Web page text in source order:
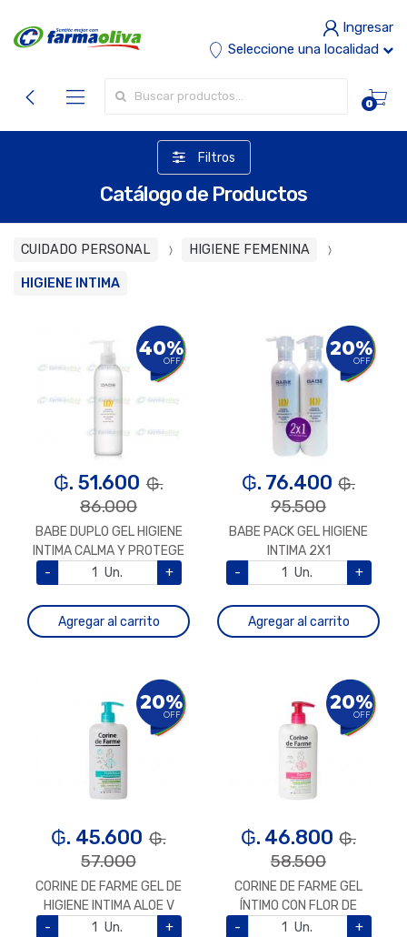
Ingresar
Seleccione una localidad
0
Filtros
Catálogo de Productos
CUIDADO PERSONAL HIGIENE FEMENINA
HIGIENE INTIMA
40%
OFF
₲. 51.600 ₲.
86.000
BABE DUPLO GEL HIGIENE
INTIMA CALMA Y PROTEGE
-
Un. +
Agregar al carrito
20%
OFF
₲. 76.400 ₲.
95.500
BABE PACK GEL HIGIENE
INTIMA 2X1
-
Un. +
Agregar al carrito
20%
OFF
₲. 45.600 ₲.
57.000
CORINE DE FARME GEL DE
HIGIENE INTIMA ALOE V
250ML
- Un. +
20%
OFF
₲. 46.800 ₲.
58.500
CORINE DE FARME GEL
ÍNTIMO CON FLOR DE
ALMENDRO 250ML
- Un. +